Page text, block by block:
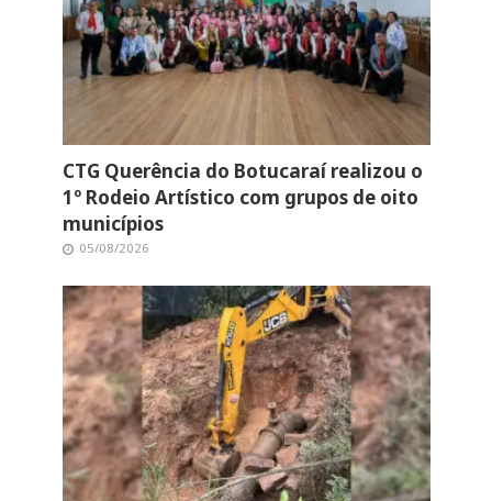
CTG Querência do Botucaraí realizou o
1º Rodeio Artístico com grupos de oito
municípios
05/08/2026